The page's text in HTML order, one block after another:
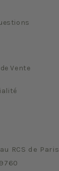
Vente
RCS de Paris